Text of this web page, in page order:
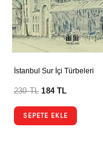
İstanbul Sur İçi Türbeleri
230TL 184TL
SEPETE EKLE